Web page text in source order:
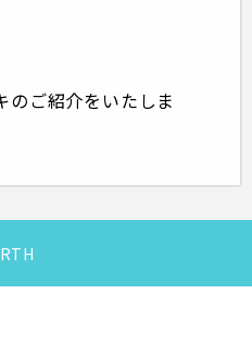
のご紹介をいたしま